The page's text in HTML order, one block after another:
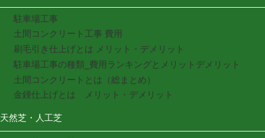
駐車場工事
土間コンクリート工事 費用
刷毛引き仕上げとは メリット・デメリット
駐車場工事の種類_費用ランキングとメリットデメリット
土間コンクリートとは（総まとめ）
金鏝仕上げとは メリット・デメリット
天然芝・人工芝